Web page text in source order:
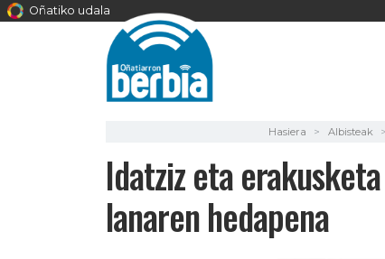
Oñatiko udala
Hasiera Albisteak
Idatziz eta
lanaren hedapena